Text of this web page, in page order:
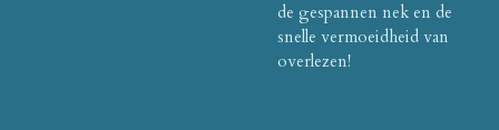
de gespannen nek en de
snelle vermoeidheid van
overlezen!